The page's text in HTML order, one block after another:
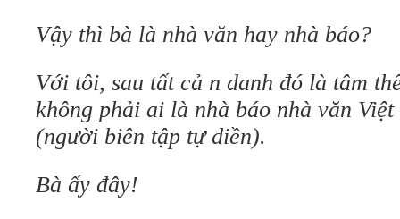
Vậy thì bà là nhà văn hay nhà báo?
Với tôi, sau tất cả n danh đó là tâm
không phải ai là nhà báo nhà văn
(người biên tập tự điền).
Bà ấy đây!